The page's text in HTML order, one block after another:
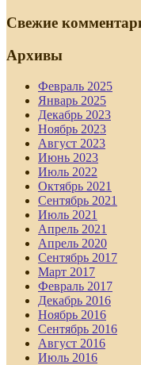
Свежие
Архивы
Февраль 2025
Январь 2025
Декабрь 2023
Ноябрь 2023
Август 2023
Июнь 2023
Июль 2022
Октябрь 2021
Сентябрь 2021
Июль 2021
Апрель 2021
Апрель 2020
Сентябрь 2017
Март 2017
Февраль 2017
Декабрь 2016
Ноябрь 2016
Сентябрь 2016
Август 2016
Июль 2016